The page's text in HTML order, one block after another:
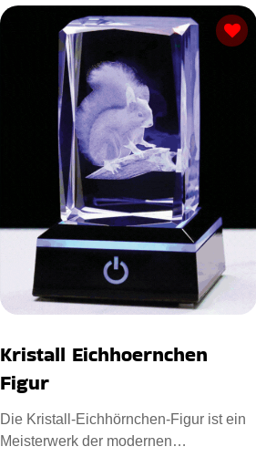
Kristall Eichhoernchen
Figur
Die Kristall-Eichhörnchen-Figur ist ein
Meisterwerk der modernen